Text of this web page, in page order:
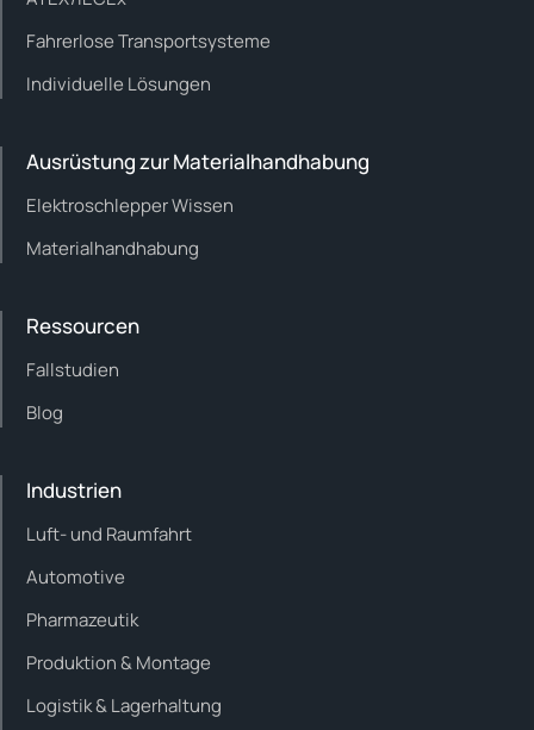
Fahrerlose Transportsysteme
Individuelle Lösungen
Ausrüstung zur Materialhandhabung
Elektroschlepper Wissen
Materialhandhabung
Ressourcen
Fallstudien
Blog
Industrien
Luft- und Raumfahrt
Automotive
Pharmazeutik
Produktion & Montage
Logistik & Lagerhaltung